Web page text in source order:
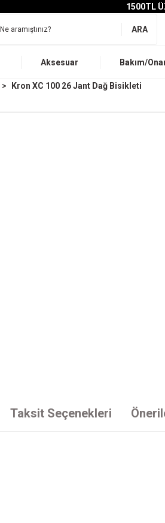
1500TL
ARA
Aksesuar Bakım/
Kron XC 100 26 Jant Dağ Bisikleti
Taksit Seçenekleri